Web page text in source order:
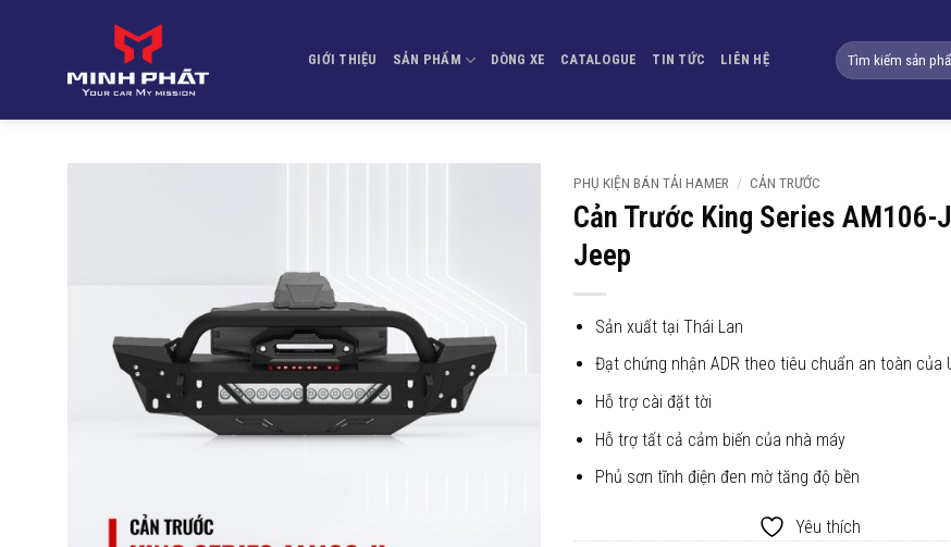
GIỚI THIỆU SẢN PHẨM DÒNG XE CATALOGUE TIN TỨC LIÊN HỆ
Tìm
kiếm:
PHỤ KIỆN BÁN TẢI HAMER / CẢN TRƯỚC
Cản Trước King Series AM106-
Jeep
Sản xuất tại Thái Lan
Đạt chứng nhận ADR theo tiêu chuẩn an toàn của
Hỗ trợ cài đặt tời
Hỗ trợ tất cả cảm biến của nhà máy
Phủ sơn tĩnh điện đen mờ tăng độ bền
Yêu thích